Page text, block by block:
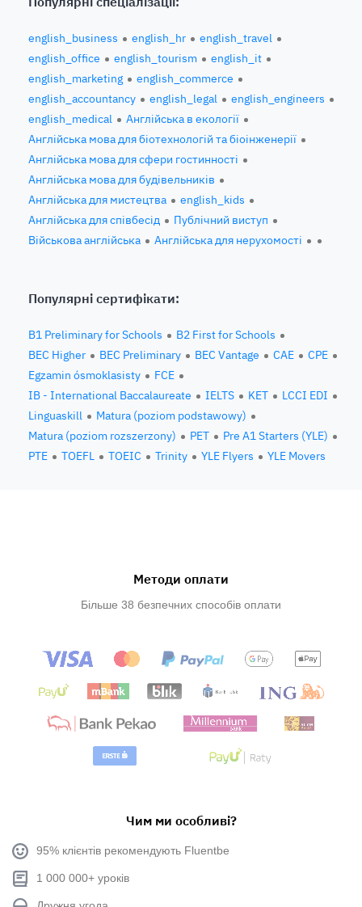
english_business english_hr
english_travel
english_office
english_tourism
english_it
english_marketing
english_commerce
english_accountancy
english_legal
english_engineers
english_medical
Англійська в екології
Англійська мова для біотехнологій та біоінженерії
Англійська мова для сфери гостинності
Англійська мова для будівельників
Англійська для мистецтва
english_kids
Англійська для співбесід
Публічний виступ
Військова англійська
Англійська для нерухомості
Популярні сертифікати:
B1 Preliminary for Schools
B2 First for Schools
BEC Higher
BEC Preliminary BEC Vantage CAE
CPE
Egzamin ósmoklasisty
FCE
IB - International Baccalaureate
IELTS KET
LCCI EDI
Linguaskill
Matura (poziom podstawowy)
Matura (poziom rozszerzony)
PET
Pre A1 Starters (YLE)
PTE
TOEFL TOEIC Trinity YLE Flyers YLE Movers
Методи оплати
Більше 38 безпечних способів оплати
Чим ми особливі?
95% клієнтів рекомендують Fluentbe
1 000 000+ уроків